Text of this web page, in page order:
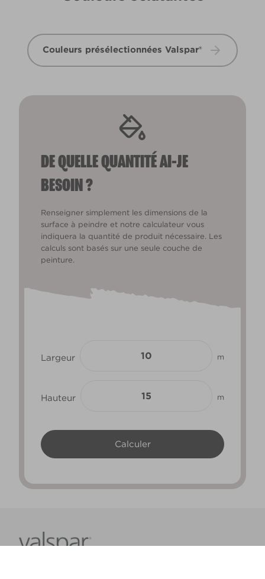
Couleurs présélectionnées Valspar®
DE QUELLE QUANTITÉ AI-JE
BESOIN ?
Renseigner simplement les dimensions de la
surface à peindre et notre calculateur vous
indiquera la quantité de produit nécessaire. Les
calculs sont basés sur une seule couche de
peinture.
Largeur m
Hauteur m